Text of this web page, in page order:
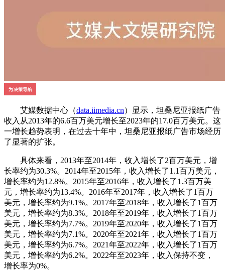
艾媒数据中心（data.iimedia.cn）显示，坦桑尼亚报纸广告
收入从2013年的6.6百万美元增长至2023年的17.0百万美元。这
一增长趋势表明，在过去十年中，坦桑尼亚报纸广告市场经历
了显著的扩张。
具体来看，2013年至2014年，收入增长了2百万美元，增
长率约为30.3%。2014年至2015年，收入增长了1.1百万美元，
增长率约为12.8%。2015年至2016年，收入增长了1.3百万美
元，增长率约为13.4%。2016年至2017年，收入增长了1百万
美元，增长率约为9.1%。2017年至2018年，收入增长了1百万
美元，增长率约为8.3%。2018年至2019年，收入增长了1百万
美元，增长率约为7.7%。2019年至2020年，收入增长了1百万
美元，增长率约为7.1%。2020年至2021年，收入增长了1百万
美元，增长率约为6.7%。2021年至2022年，收入增长了1百万
美元，增长率约为6.2%。2022年至2023年，收入保持不变，
增长率为0%。